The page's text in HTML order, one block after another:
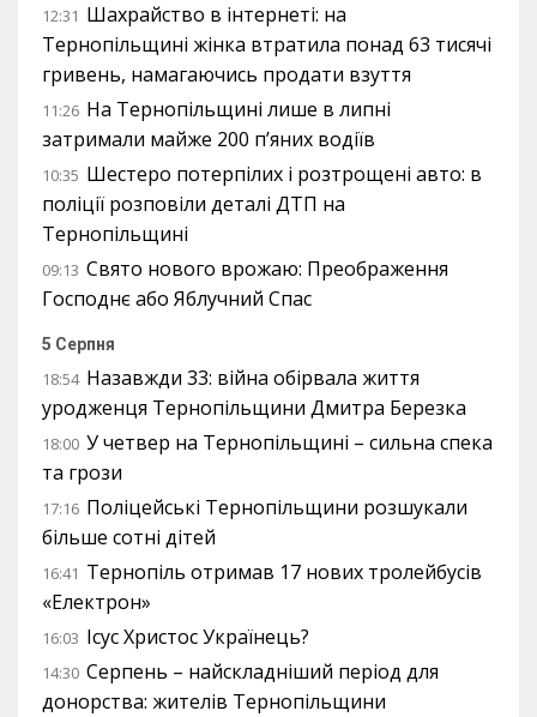
12:31 Шахрайство в інтернеті: на
Тернопільщині жінка втратила понад 63 тисячі
гривень, намагаючись продати взуття
11:26 На Тернопільщині лише в липні
затримали майже 200 п’яних водіїв
10:35 Шестеро потерпілих і розтрощені авто: в
поліції розповіли деталі ДТП на
Тернопільщині
09:13 Свято нового врожаю: Преображення
Господнє або Яблучний Спас
5 Серпня
18:54 Назавжди 33: війна обірвала життя
уродженця Тернопільщини Дмитра Березка
18:00 У четвер на Тернопільщині – сильна спека
та грози
17:16 Поліцейські Тернопільщини розшукали
більше сотні дітей
16:41 Тернопіль отримав 17 нових тролейбусів
«Електрон»
16:03 Ісус Христос Українець?
14:30 Серпень – найскладніший період для
донорства: жителів Тернопільщини